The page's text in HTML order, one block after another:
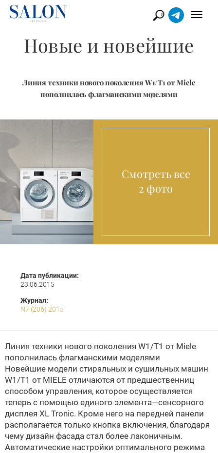
Новые и новейшие
Линия техники нового поколения W1/T1 от Miele
пополнилась флагманскими моделями
Смотреть все
2 фото
Дата публикации:
23.06.2015
Журнал:
N7 (206) 2015
Линия техники нового поколения W1/T1 от Miele
пополнилась флагманскими моделями
Новейшие модели стиральных и сушильных машин
W1/T1 от MIELE отличаются от предшественниц
способом управления, которое осуществляется
теперь с помощью единого элемента—сенсорного
дисплея XL Tronic. Кроме него на передней панели
рас­полагается только кнопка включения, благодаря
чему дизайн фасада стал более лаконичным.
Автоматические настройки оптимального режима